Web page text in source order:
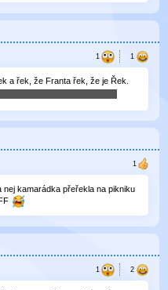
a řek, že Franta řek, že je Řek.
kamarádka přeřekla na pikniku